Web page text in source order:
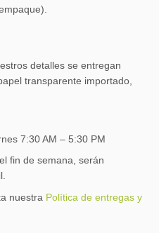
detalles se entregan
transparente importado,
7:30 AM – 5:30 PM
fin de semana, serán
nuestra Política de entregas y